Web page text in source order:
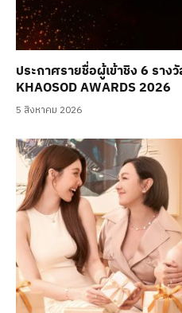
ประกาศรายชื่อผู้เข้าชิง 6 ราง
KHAOSOD AWARDS 2026
5 สิงหาคม 2026